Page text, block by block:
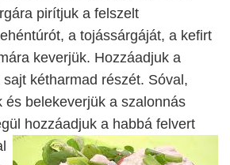
pirítjuk a felszelt
a tojássárgáját, a kefirt
keverjük. Hozzáadjuk a
sajt kétharmad részét. Sóval,
és belekeverjük a szalonnás
hozzáadjuk a habbá felvert